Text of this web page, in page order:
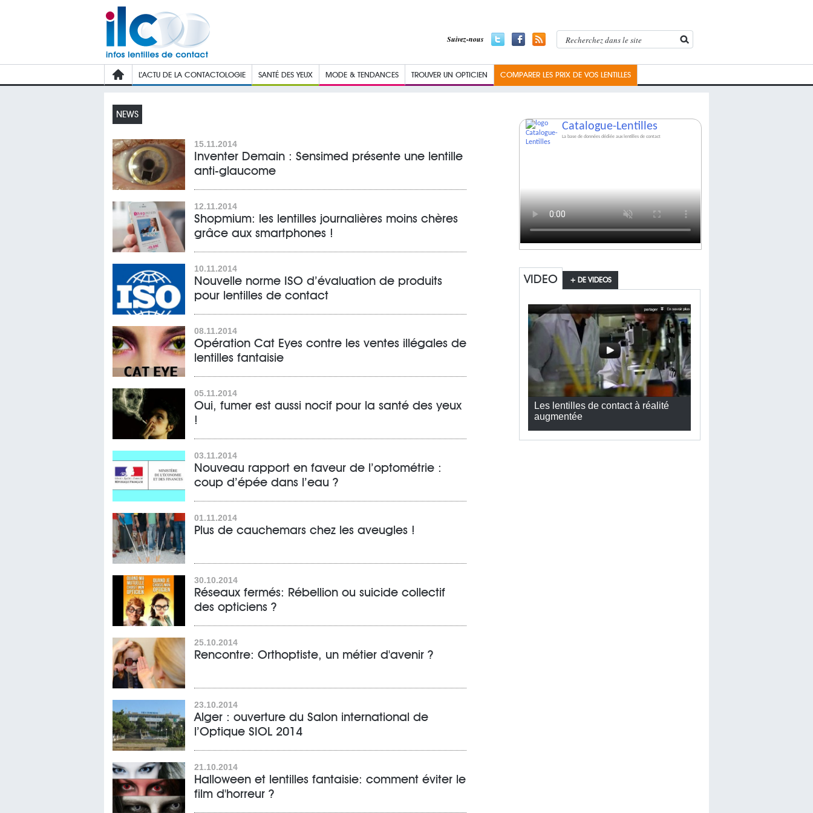
Suivez-nous
L’ACTU DE LA CONTACTOLOGIE SANTÉ DES YEUX MODE & TENDANCES TROUVER UN OPTICIEN COMPARER LES PRIX DE VOS LENTILLES
NEWS
15.11.2014
Inventer Demain : Sensimed présente une lentille
anti-glaucome
12.11.2014
Shopmium: les lentilles journalières moins chères
grâce aux smartphones !
10.11.2014
Nouvelle norme ISO d’évaluation de produits
pour lentilles de contact
08.11.2014
Opération Cat Eyes contre les ventes illégales de
lentilles fantaisie
05.11.2014
Oui, fumer est aussi nocif pour la santé des yeux
!
03.11.2014
Nouveau rapport en faveur de l’optométrie :
coup d’épée dans l’eau ?
01.11.2014
Plus de cauchemars chez les aveugles !
30.10.2014
Réseaux fermés: Rébellion ou suicide collectif
des opticiens ?
25.10.2014
Rencontre: Orthoptiste, un métier d'avenir ?
23.10.2014
Alger : ouverture du Salon international de
l’Optique SIOL 2014
21.10.2014
Halloween et lentilles fantaisie: comment éviter le
film d'horreur ?
Catalogue-Lentilles
La base de données dédiée aux lentilles de contact
VIDEO + DE VIDEOS
Les lentilles de contact à réalité
augmentée